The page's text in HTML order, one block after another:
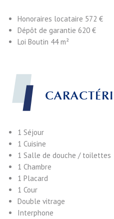
1 Séjour
1 Cuisine
1 Salle de douche / toilettes
1 Chambre
1 Placard
1 Cour
Double vitrage
Interphone
Honoraires locataire 572 €
Dépôt de garantie 620 €
Loi Boutin 44 m²